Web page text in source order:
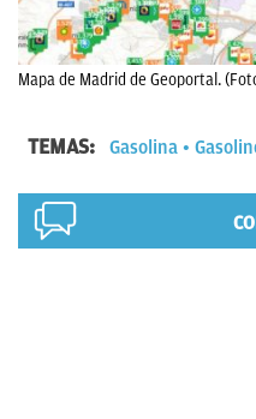
Mapa de Madrid de Geoportal.
TEMAS: Gasolina